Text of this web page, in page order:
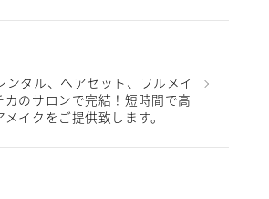
ンタル、ヘアセット、フルメイ
カのサロンで完結！短時間で高
イクをご提供致します。